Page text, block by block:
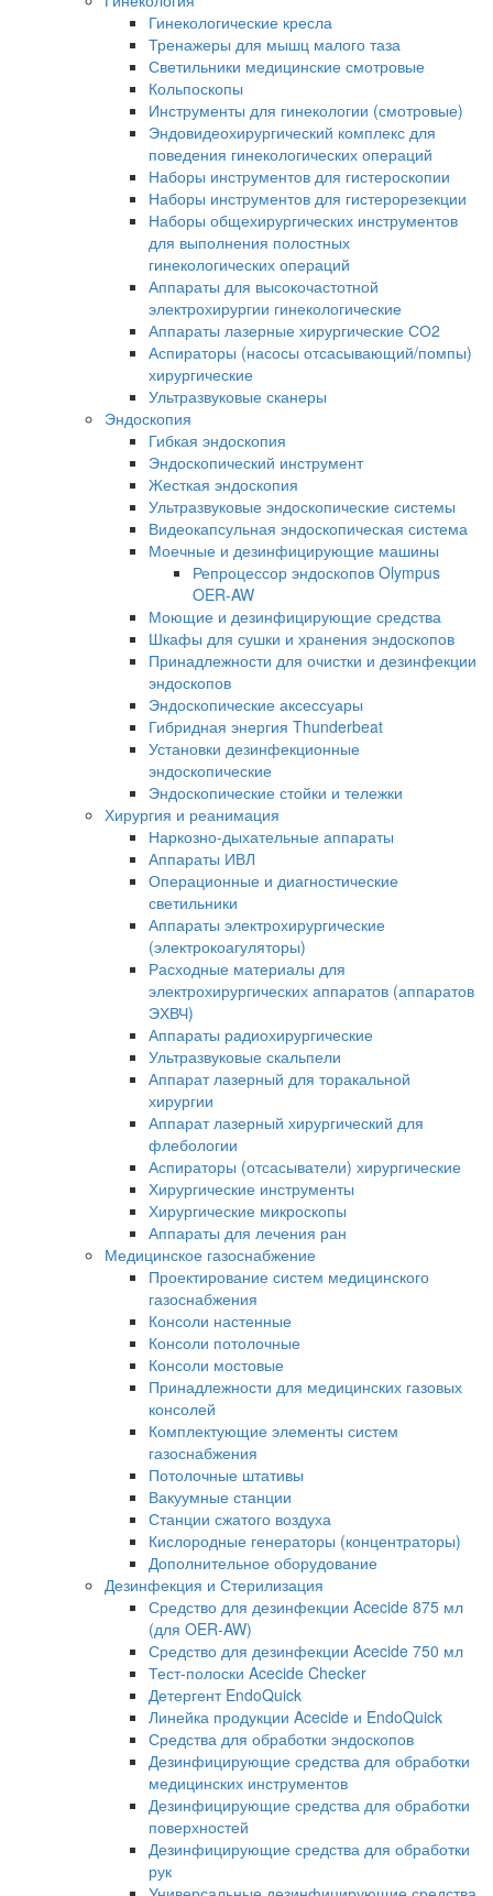
Гинекологические кресла
Тренажеры для мышц малого таза
Светильники медицинские смотровые
Кольпоскопы
Инструменты для гинекологии (смотровые)
Эндовидеохирургический комплекс для
поведения гинекологических операций
Наборы инструментов для гистероскопии
Наборы инструментов для гистерорезекции
Наборы общехирургических инструментов
для выполнения полостных
гинекологических операций
Аппараты для высокочастотной
электрохирургии гинекологические
Аппараты лазерные хирургические СО2
Аспираторы (насосы отсасывающий/помпы)
хирургические
Ультразвуковые сканеры
Эндоскопия
Гибкая эндоскопия
Эндоскопический инструмент
Жесткая эндоскопия
Ультразвуковые эндоскопические системы
Видеокапсульная эндоскопическая система
Моечные и дезинфицирующие машины
Репроцессор эндоскопов Olympus
OER-AW
Моющие и дезинфицирующие средства
Шкафы для сушки и хранения эндоскопов
Принадлежности для очистки и дезинфекции
эндоскопов
Эндоскопические аксессуары
Гибридная энергия Thunderbeat
Установки дезинфекционные
эндоскопические
Эндоскопические стойки и тележки
Хирургия и реанимация
Наркозно-дыхательные аппараты
Аппараты ИВЛ
Операционные и диагностические
светильники
Аппараты электрохирургические
(электрокоагуляторы)
Расходные материалы для
электрохирургических аппаратов (аппаратов
ЭХВЧ)
Аппараты радиохирургические
Ультразвуковые скальпели
Аппарат лазерный для торакальной
хирургии
Аппарат лазерный хирургический для
флебологии
Аспираторы (отсасыватели) хирургические
Хирургические инструменты
Хирургические микроскопы
Аппараты для лечения ран
Медицинское газоснабжение
Проектирование систем медицинского
газоснабжения
Консоли настенные
Консоли потолочные
Консоли мостовые
Принадлежности для медицинских газовых
консолей
Комплектующие элементы систем
газоснабжения
Потолочные штативы
Вакуумные станции
Станции сжатого воздуха
Кислородные генераторы (концентраторы)
Дополнительное оборудование
Дезинфекция и Стерилизация
Средство для дезинфекции Acecide 875 мл
(для OER-AW)
Средство для дезинфекции Acecide 750 мл
Тест-полоски Acecide Checker
Детергент EndoQuick
Линейка продукции Acecide и EndoQuick
Средства для обработки эндоскопов
Дезинфицирующие средства для обработки
медицинских инструментов
Дезинфицирующие средства для обработки
поверхностей
Дезинфицирующие средства для обработки
рук